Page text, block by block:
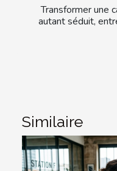
Transformer une
autant séduit,
Similaire